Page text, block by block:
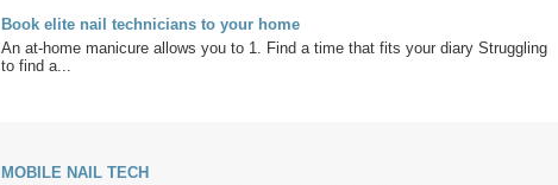
Book elite nail technicians to your home
An at-home manicure allows you to 1. Find a time that fits your diary Struggling
to find a...
MOBILE NAIL TECH